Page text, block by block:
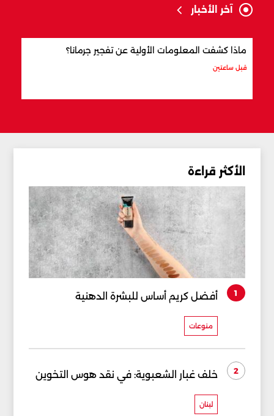
آخر الأخبار
ماذا كشفت المعلومات الأولية عن تفجير جرمانا؟
قبل ساعتين
الأكثر قراءة
1 أفضل كريم أساس للبشرة الدهنية
منوعات
2 خلف غبار الشعبوية: في نقد هوس التخوين
لبنان